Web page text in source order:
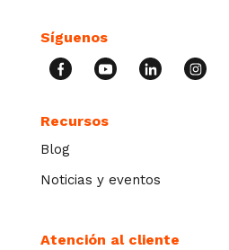
Síguenos
Recursos
Blog
Noticias y eventos
Atención al cliente